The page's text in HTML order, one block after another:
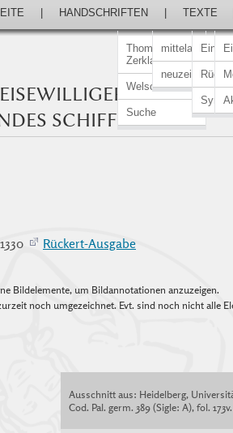
Thomasin von
Zerklaere
Welscher Gast
Suche
HANDSCHRIFTEN
mittelalterlich
neuzeitlich
TEXTE
AUF EIN
SCHIFF
Rückert-Ausgabe
Bildelemente, um Bildannotationen anzuzeigen.
noch umgezeichnet. Evt. sind noch nicht alle
Ausschnitt aus: Heidelberg,
Cod. Pal. germ. 389 (Sigle: A), fol. 173v.